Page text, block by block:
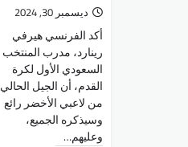
ديسمبر 30, 2024
أكد الفرنسي هيرفي
رينارد، مدرب المنتخب
السعودي الأول لكرة
القدم، أن الجيل الحالي
من لاعبي الأخضر رائع
وسيذكره الجميع،
وعليهم…